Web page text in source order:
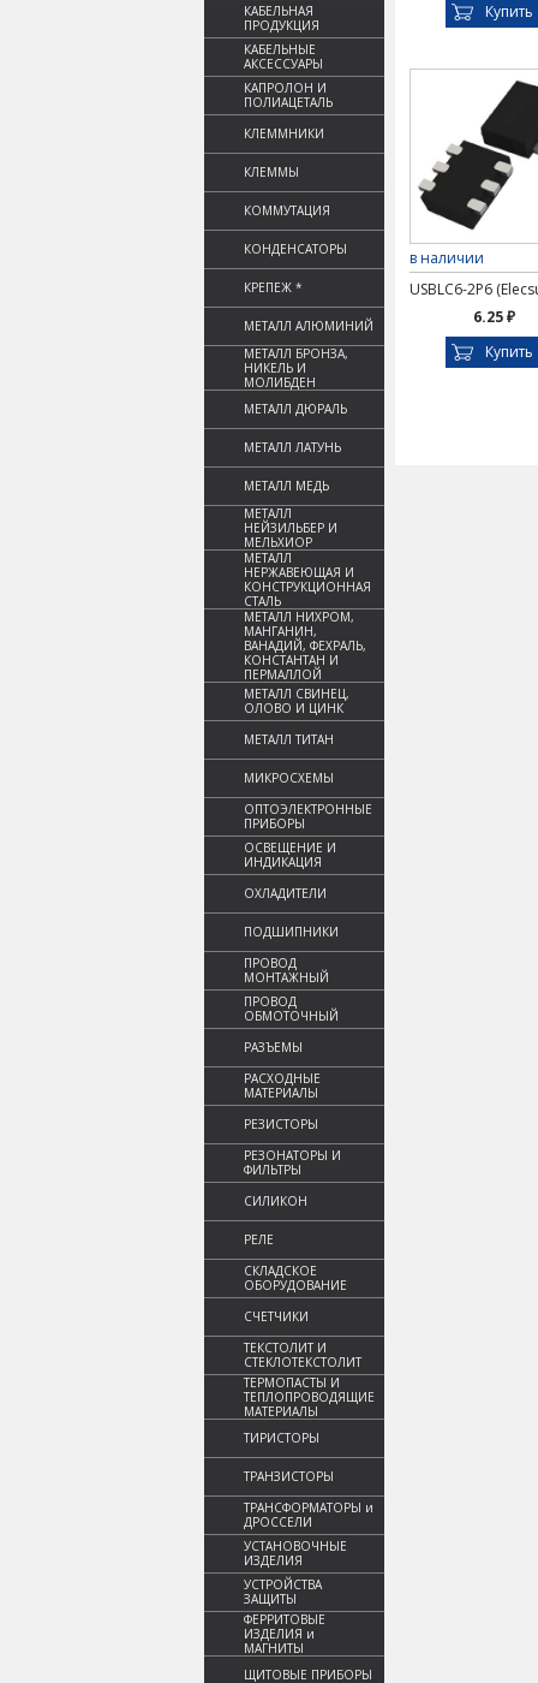
КАБЕЛЬНАЯ
ПРОДУКЦИЯ
КАБЕЛЬНЫЕ
АКСЕССУАРЫ
КАПРОЛОН И
ПОЛИАЦЕТАЛЬ
КЛЕММНИКИ
КЛЕММЫ
КОММУТАЦИЯ
КОНДЕНСАТОРЫ
КРЕПЕЖ *
МЕТАЛЛ АЛЮМИНИЙ
МЕТАЛЛ БРОНЗА,
НИКЕЛЬ И
МОЛИБДЕН
МЕТАЛЛ ДЮРАЛЬ
МЕТАЛЛ ЛАТУНЬ
МЕТАЛЛ МЕДЬ
МЕТАЛЛ
НЕЙЗИЛЬБЕР И
МЕЛЬХИОР
МЕТАЛЛ
НЕРЖАВЕЮЩАЯ И
КОНСТРУКЦИОННАЯ
СТАЛЬ
МЕТАЛЛ НИХРОМ,
МАНГАНИН,
ВАНАДИЙ, ФЕХРАЛЬ,
КОНСТАНТАН И
ПЕРМАЛЛОЙ
МЕТАЛЛ СВИНЕЦ,
ОЛОВО И ЦИНК
МЕТАЛЛ ТИТАН
МИКРОСХЕМЫ
ОПТОЭЛЕКТРОННЫЕ
ПРИБОРЫ
ОСВЕЩЕНИЕ И
ИНДИКАЦИЯ
ОХЛАДИТЕЛИ
ПОДШИПНИКИ
ПРОВОД
МОНТАЖНЫЙ
ПРОВОД
ОБМОТОЧНЫЙ
РАЗЪЕМЫ
РАСХОДНЫЕ
МАТЕРИАЛЫ
РЕЗИСТОРЫ
РЕЗОНАТОРЫ И
ФИЛЬТРЫ
СИЛИКОН
РЕЛЕ
СКЛАДСКОЕ
ОБОРУДОВАНИЕ
СЧЕТЧИКИ
ТЕКСТОЛИТ И
СТЕКЛОТЕКСТОЛИТ
ТЕРМОПАСТЫ И
ТЕПЛОПРОВОДЯЩИЕ
МАТЕРИАЛЫ
ТИРИСТОРЫ
ТРАНЗИСТОРЫ
ТРАНСФОРМАТОРЫ и
ДРОССЕЛИ
УСТАНОВОЧНЫЕ
ИЗДЕЛИЯ
УСТРОЙСТВА
ЗАЩИТЫ
ФЕРРИТОВЫЕ
ИЗДЕЛИЯ и
МАГНИТЫ
ЩИТОВЫЕ ПРИБОРЫ
Купить
в наличии
USBLC6-2P6
6.25 ₽
Купить